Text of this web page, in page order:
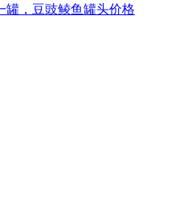
罐，豆豉鲮鱼罐头价格